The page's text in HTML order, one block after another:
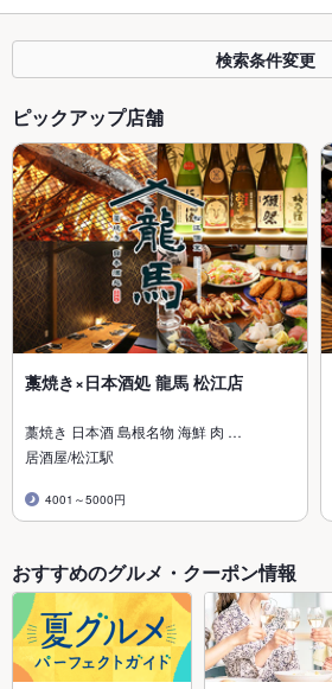
検索条件変更
ピックアップ店舗
藁焼き×日本酒処 龍馬 松江店
藁焼き 日本酒 島根名物 海鮮 肉 …
居酒屋/松江駅
4001～5000円
おすすめのグルメ・クーポン情報